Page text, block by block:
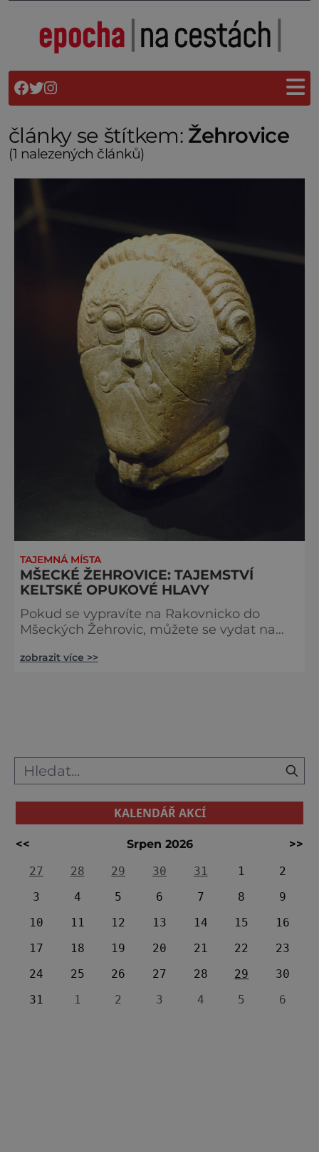
články se štítkem: Žehrovice
(1 nalezených článků)
TAJEMNÁ MÍSTA
MŠECKÉ ŽEHROVICE: TAJEMSTVÍ
KELTSKÉ OPUKOVÉ HLAVY
Pokud se vypravíte na Rakovnicko do
Mšeckých Žehrovic, můžete se vydat na
učiněn fascinující archeologický objev.
území. Období vzniku původně rozbitého
opukového
zobrazit více >>
KALENDÁŘ AKCÍ
<< Srpen 2026
>>
27
28 29 30 31 1
2
3
4 5 6 7 8
9
10
11 12 13 14 15
16
17
18 19 20 21 22
23
24
25 26 27 28 29
30
31
1 2 3 4 5 6